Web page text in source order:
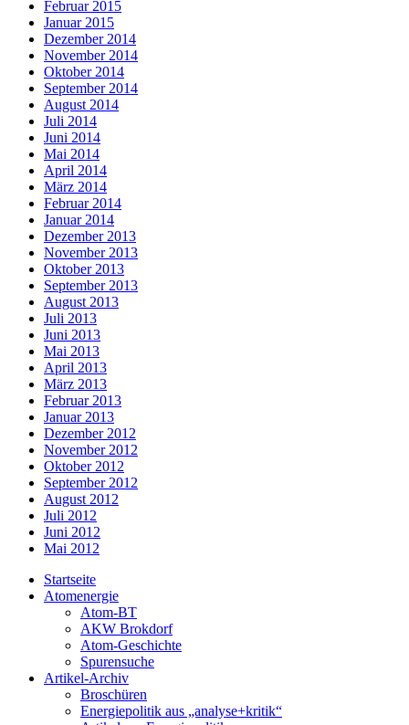
Februar 2015
Januar 2015
Dezember 2014
November 2014
Oktober 2014
September 2014
August 2014
Juli 2014
Juni 2014
Mai 2014
April 2014
März 2014
Februar 2014
Januar 2014
Dezember 2013
November 2013
Oktober 2013
September 2013
August 2013
Juli 2013
Juni 2013
Mai 2013
April 2013
März 2013
Februar 2013
Januar 2013
Dezember 2012
November 2012
Oktober 2012
September 2012
August 2012
Juli 2012
Juni 2012
Mai 2012
Startseite
Atomenergie
Atom-BT
AKW Brokdorf
Atom-Geschichte
Spurensuche
Artikel-Archiv
Broschüren
Energiepolitik aus „analyse+kritik“